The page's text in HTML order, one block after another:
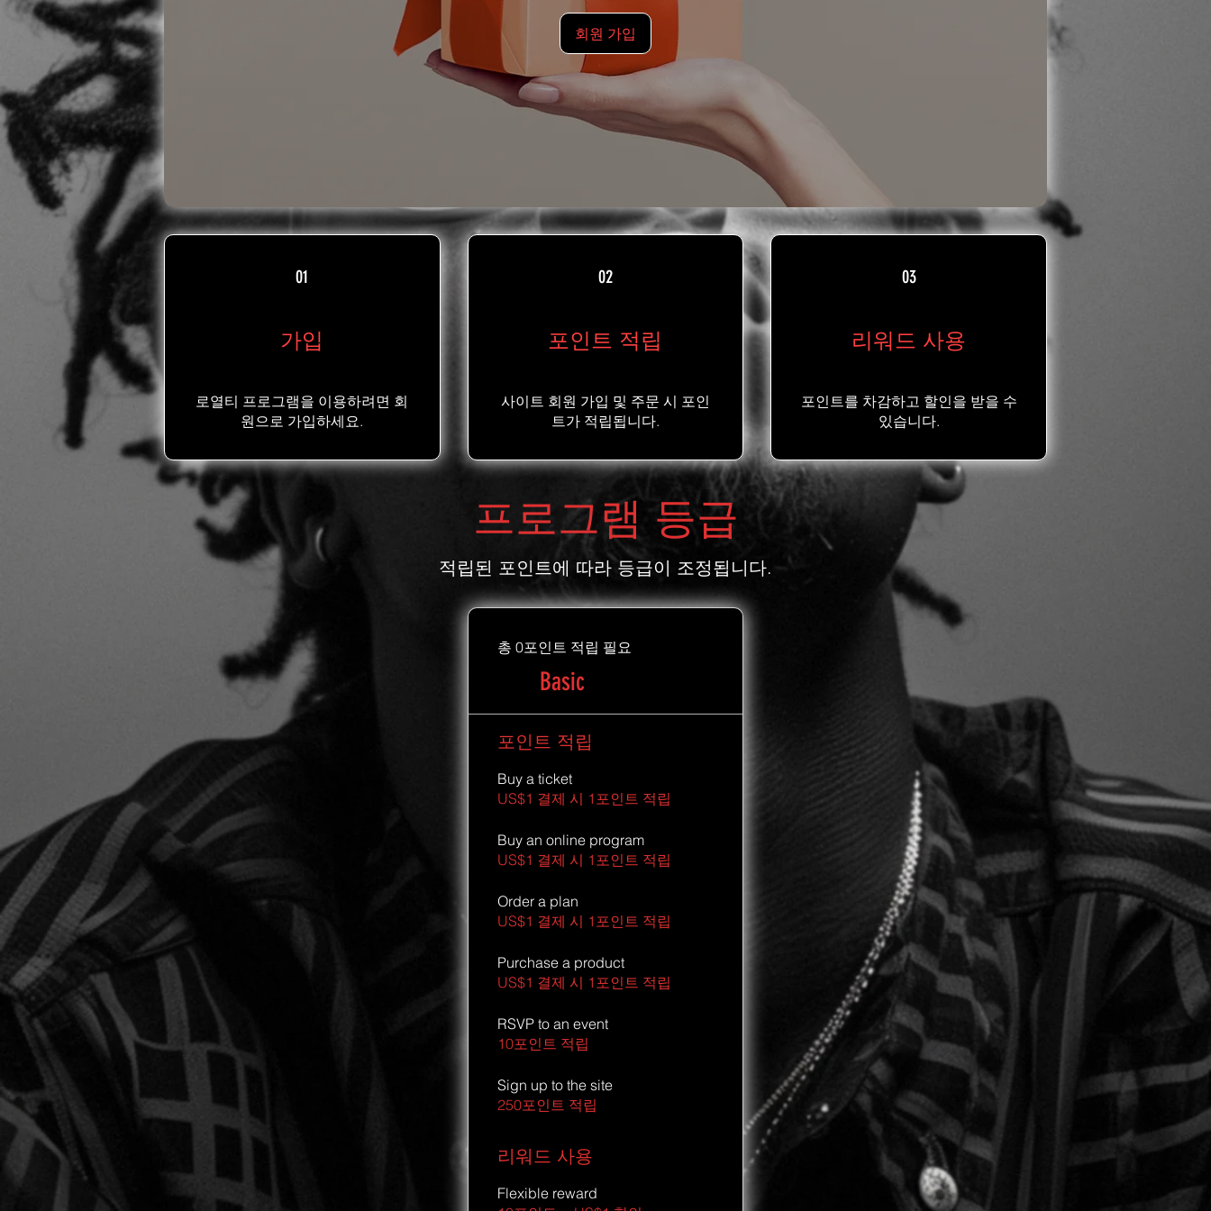
회원 가입
01
가입
로열티 프로그램을 이용하려면 회
원으로 가입하세요.
02
포인트 적립
사이트 회원 가입 및 주문 시 포인
트가 적립됩니다.
03
리워드 사용
포인트를 차감하고 할인을 받을 수
있습니다.
프로그램 등급
적립된 포인트에 따라 등급이 조정됩니다.
Basic
총 0포인트 적립 필요
포인트 적립
Buy a ticket
US$1 결제 시 1포인트 적립
Buy an online program
US$1 결제 시 1포인트 적립
Order a plan
US$1 결제 시 1포인트 적립
Purchase a product
US$1 결제 시 1포인트 적립
RSVP to an event
10포인트 적립
Sign up to the site
250포인트 적립
리워드 사용
Flexible reward